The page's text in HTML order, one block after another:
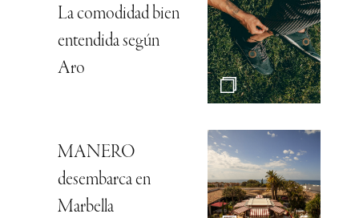
La comodidad bien
entendida según
Aro
MANERO
desembarca en
Marbella